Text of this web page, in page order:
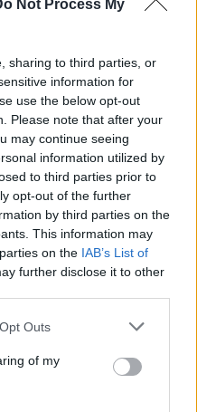
Not Process My
sharing to third parties, or
information for
use the below opt-out
Please note that after your
may continue seeing
information utilized by
to third parties prior to
opt-out of the further
by third parties on the
This information may
on the IAB’s List of
further disclose it to other
Outs
of my
13976227321670737
senIIHF:n Twitter-tililtä
suurten maiden
alkukisojen aikana.
sen, että heikosti kisansa
Tshekki voivat hyvinkin
tuttuun tapaan
kokonaisuudessaan!